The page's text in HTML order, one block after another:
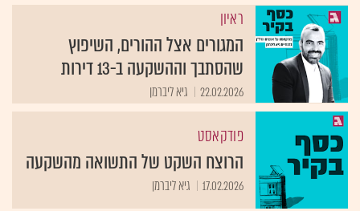
ראיון
המגורים אצל ההורים, השיפוץ
שהסתבך וההשקעה ב-13 דירות
22.02.2026 גיא ליברמן
פודקאסט
הרוצח השקט של התשואה מהשקעה
17.02.2026 גיא ליברמן